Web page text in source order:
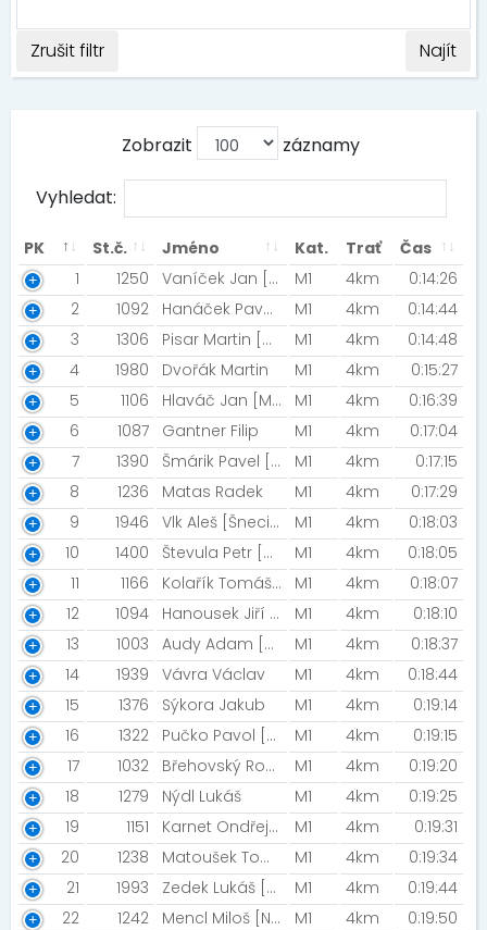
Zrušit filtr Najít
Zobrazit záznamy
Vyhledat:
PK St.č. Jméno Kat. Trať
Čas
1
1250 Vaníček Jan [ŠBV] M1 4km
0:14:26
2
1092 Hanáček Pavel [Šneci v běhu] M1 4km
0:14:44
3
1306 Pisar Martin [ML Tuning - CykloTrener.com] M1 4km
0:14:48
4
1980 Dvořák Martin M1 4km
0:15:27
5
1106 Hlaváč Jan [MB Running Team] M1 4km
0:16:39
6
1087 Gantner Filip M1 4km
0:17:04
7
1390 Šmárik Pavel [Šneci v běhu] M1 4km
0:17:15
8
1236 Matas Radek M1 4km
0:17:29
9
1946 Vlk Aleš [Šneci v běhu] M1 4km
0:18:03
10
1400 Števula Petr [Vavarovi] M1 4km
0:18:05
11
1166 Kolařík Tomáš [Czech Flat Track racing] M1 4km
0:18:07
12
1094 Hanousek Jiří [Road racing Podorlicko] M1 4km
0:18:10
13
1003 Audy Adam [RS] M1 4km
0:18:37
14
1939 Vávra Václav M1 4km
0:18:44
15
1376 Sýkora Jakub M1 4km
0:19:14
16
1322 Pučko Pavol [Czech Flat Track ] M1 4km
0:19:15
17
1032 Břehovský Roman [Sportcentrumdelfín.s.r.o] M1 4km
0:19:20
18
1279 Nýdl Lukáš M1 4km
0:19:25
19
1151 Karnet Ondřej [Dexter Cycling Club] M1 4km
0:19:31
20
1238 Matoušek Tomáš [Matousek family] M1 4km
0:19:34
21
1993 Zedek Lukáš [NN NIGHT RUN TEAM] M1 4km
0:19:44
22
1242 Mencl Miloš [NN2023] M1 4km
0:19:50